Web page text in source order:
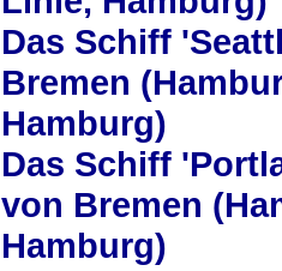
Das Schiff
Bremen
Hamburg)
Das Schiff
von Bremen
Hamburg)